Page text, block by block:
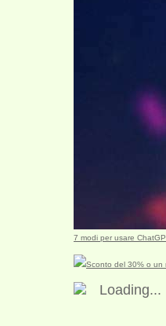
7 modi per usare
Sconto del 30% o un
Loading...